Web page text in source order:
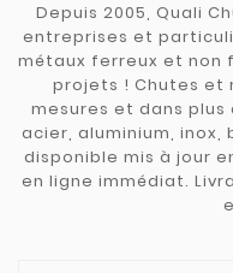
Depuis 2005, Quali
entreprises et
métaux ferreux et non
projets ! Chutes et
mesures et dans plus
acier, aluminium,
disponible mis à jour
en ligne immédiat.